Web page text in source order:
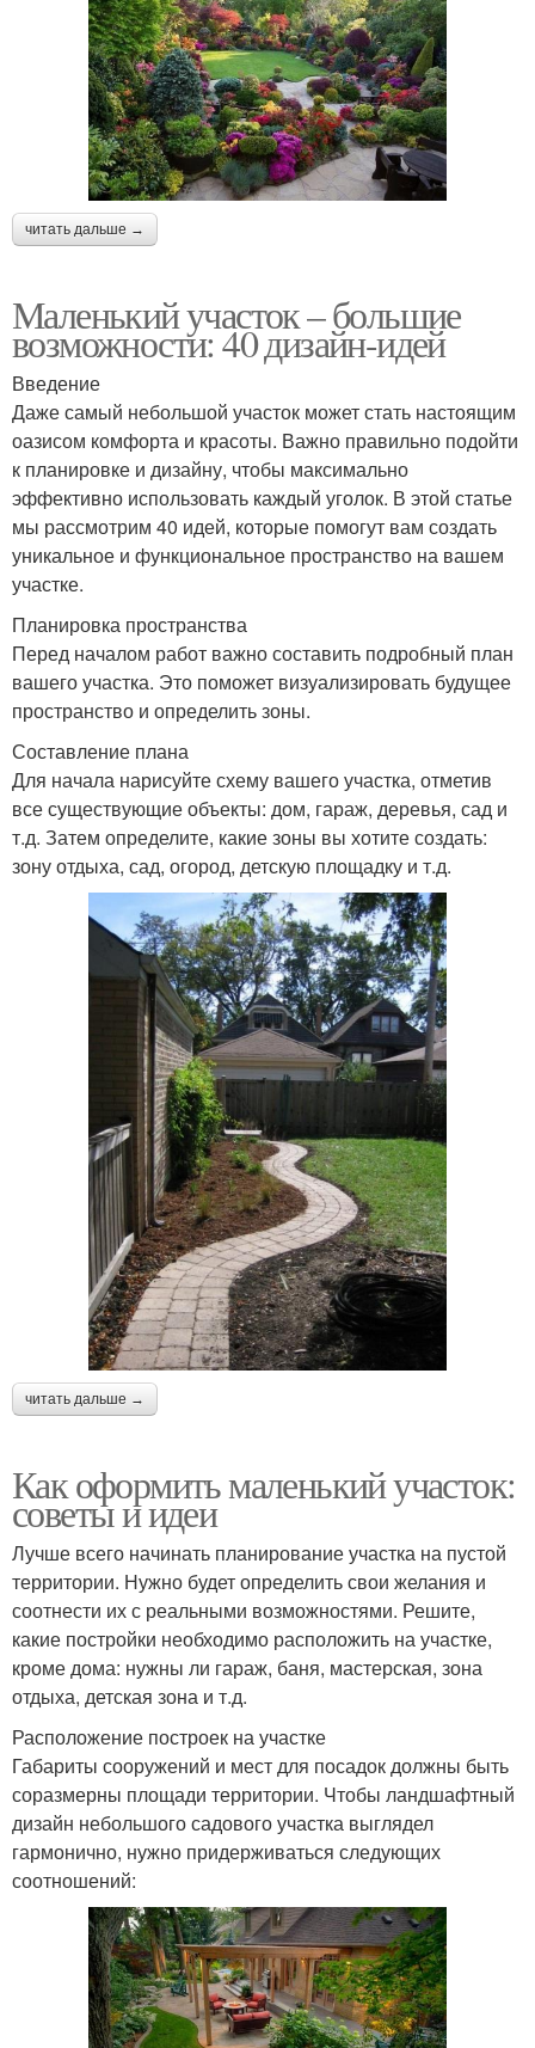
читать дальше →
Маленький участок – большие
возможности: 40 дизайн-идей
Введение
Даже самый небольшой участок может стать настоящим
оазисом комфорта и красоты. Важно правильно подойти
к планировке и дизайну, чтобы максимально
эффективно использовать каждый уголок. В этой статье
мы рассмотрим 40 идей, которые помогут вам создать
уникальное и функциональное пространство на вашем
участке.
Планировка пространства
Перед началом работ важно составить подробный план
вашего участка. Это поможет визуализировать будущее
пространство и определить зоны.
Составление плана
Для начала нарисуйте схему вашего участка, отметив
все существующие объекты: дом, гараж, деревья, сад и
т.д. Затем определите, какие зоны вы хотите создать:
зону отдыха, сад, огород, детскую площадку и т.д.
читать дальше →
Как оформить маленький участок:
советы и идеи
Лучше всего начинать планирование участка на пустой
территории. Нужно будет определить свои желания и
соотнести их с реальными возможностями. Решите,
какие постройки необходимо расположить на участке,
кроме дома: нужны ли гараж, баня, мастерская, зона
отдыха, детская зона и т.д.
Расположение построек на участке
Габариты сооружений и мест для посадок должны быть
соразмерны площади территории. Чтобы ландшафтный
дизайн небольшого садового участка выглядел
гармонично, нужно придерживаться следующих
соотношений: